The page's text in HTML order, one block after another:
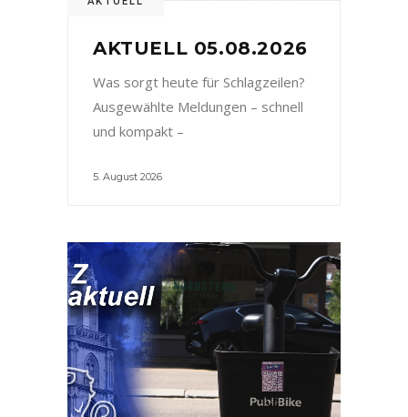
AKTUELL 05.08.2026
Was sorgt heute für Schlagzeilen?
Ausgewählte Meldungen – schnell
und kompakt –
5. August 2026